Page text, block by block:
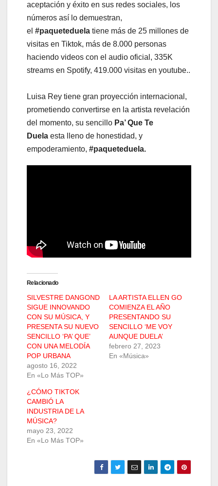
aceptación y éxito en sus redes sociales, los
números así lo demuestran,
el #paqueteduela tiene más de 25 millones de
visitas en Tiktok, más de 8.000 personas
haciendo videos con el audio oficial, 335K
streams en Spotify, 419.000 visitas en youtube..
Luisa Rey tiene gran proyección internacional,
prometiendo convertirse en la artista revelación
del momento, su sencillo Pa’ Que Te
Duela esta lleno de honestidad, y
empoderamiento, #paqueteduela.
Relacionado
SILVESTRE DANGOND
SIGUE INNOVANDO
CON SU MÚSICA, Y
PRESENTA SU NUEVO
SENCILLO ‘PA’ QUE’
CON UNA MELODÍA
POP URBANA
agosto 16, 2022
En «Lo Más TOP»
LA ARTISTA ELLEN GO
COMIENZA EL AÑO
PRESENTANDO SU
SENCILLO ‘ME VOY
AUNQUE DUELA’
febrero 27, 2023
En «Música»
¿CÓMO TIKTOK
CAMBIÓ LA
INDUSTRIA DE LA
MÚSICA?
mayo 23, 2022
En «Lo Más TOP»